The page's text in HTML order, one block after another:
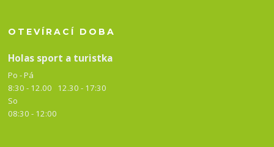
OTEVÍRACÍ DOBA
Holas sport a turistka
Po - Pá
8:30 - 12.00 12.30 - 17:30
So
08:30 - 12:00